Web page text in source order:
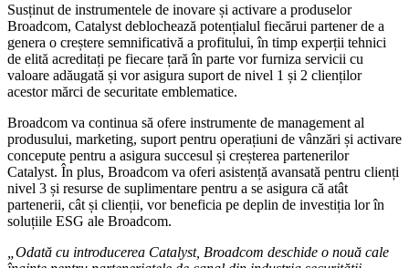
Susținut de instrumentele de inovare și activare a produselor
Broadcom, Catalyst deblochează potențialul fiecărui partener de a
genera o creștere semnificativă a profitului, în timp experții tehnici
de elită acreditați pe fiecare țară în parte vor furniza servicii cu
valoare adăugată și vor asigura suport de nivel 1 și 2 clienților
acestor mărci de securitate emblematice.
Broadcom va continua să ofere instrumente de management al
produsului, marketing, suport pentru operațiuni de vânzări și activare
concepute pentru a asigura succesul și creșterea partenerilor
Catalyst. În plus, Broadcom va oferi asistență avansată pentru clienți
nivel 3 și resurse de suplimentare pentru a se asigura că atât
partenerii, cât și clienții, vor beneficia pe deplin de investiția lor în
soluțiile ESG ale Broadcom.
„Odată cu introducerea Catalyst, Broadcom deschide o nouă cale